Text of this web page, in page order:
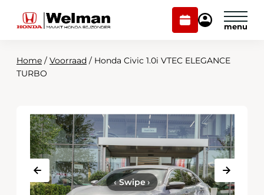
Plan
onderhoud
Mijn
Modellen
Onderhoud en service
Over ons
Webshop
Mijn Honda Welman
Home / Voorraad / Honda Civic 1.0i VTEC ELEGANCE
TURBO
‹Swipe›